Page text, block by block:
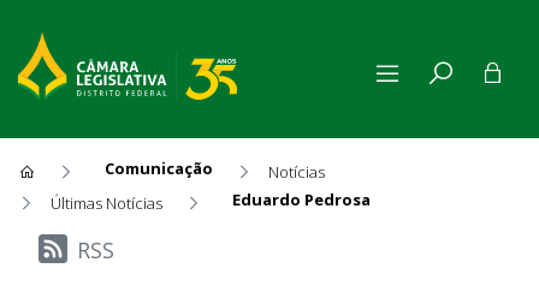
Comunicação
Notícias
Últimas Notícias
Eduardo Pedrosa
Últimas Notícias
RSS